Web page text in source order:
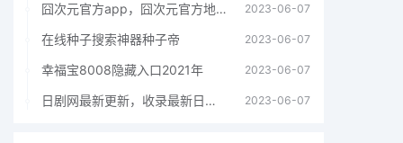
囧次元官方app，囧次元官方地址 2023-06-07
在线种子搜索神器种子帝 2023-06-07
幸福宝8008隐藏入口2021年 2023-06-07
日剧网最新更新，收录最新日剧，追剧必备 2023-06-07